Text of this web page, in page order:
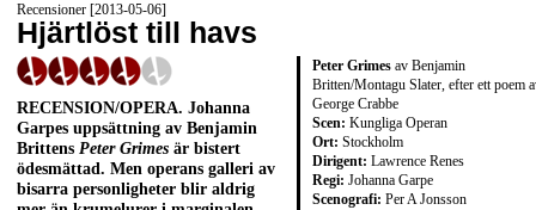
Recensioner [2013-05-06]
Hjärtlöst till havs
Peter Grimes av Benjamin
Britten/Montagu Slater, efter ett poem
George Crabbe
Scen: Kungliga Operan
Ort: Stockholm
Dirigent: Lawrence Renes
Regi: Johanna Garpe
Scenografi: Per A Jonsson
RECENSION/OPERA. Johanna
Garpes uppsättning av Benjamin
Brittens Peter Grimes är bistert
ödesmättad. Men operans galleri av
bisarra personligheter blir aldrig